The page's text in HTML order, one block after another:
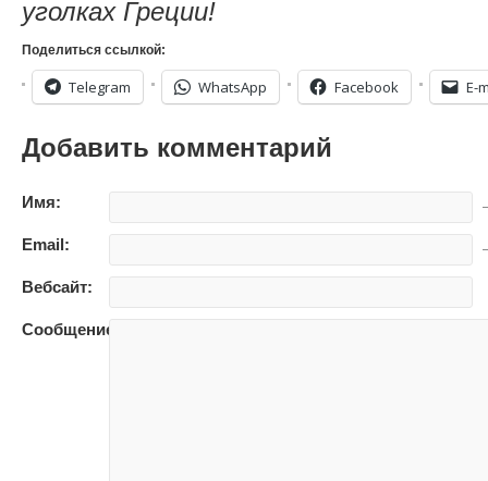
уголках Греции!
Поделиться ссылкой:
Telegram WhatsApp Facebook E-
Добавить комментарий
Имя:
Email:
Вебсайт:
Сообщение: